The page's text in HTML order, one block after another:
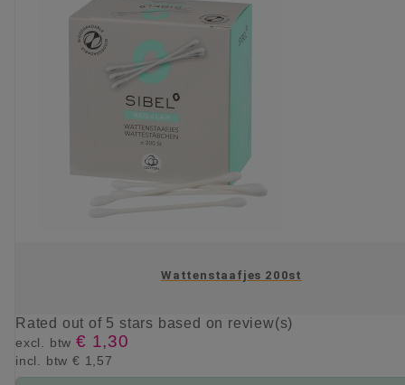
Wattenstaafjes 200st
Rated out of 5 stars based on review(s)
excl. btw € 1,30
incl. btw € 1,57